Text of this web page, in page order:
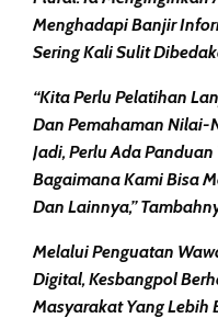
Menghadapi Banjir
Sering Kali Sulit
“Kita Perlu Pelatihan
Dan Pemahaman Nilai-
Jadi, Perlu Ada
Bagaimana Kami Bisa
Dan Lainnya,”
Melalui Penguatan
Digital, Kesbangpol
Masyarakat Yang Lebih